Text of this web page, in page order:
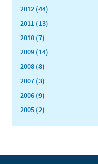
2012 (44)
2011 (13)
2010 (7)
2009 (14)
2008 (8)
2007 (3)
2006 (9)
2005 (2)